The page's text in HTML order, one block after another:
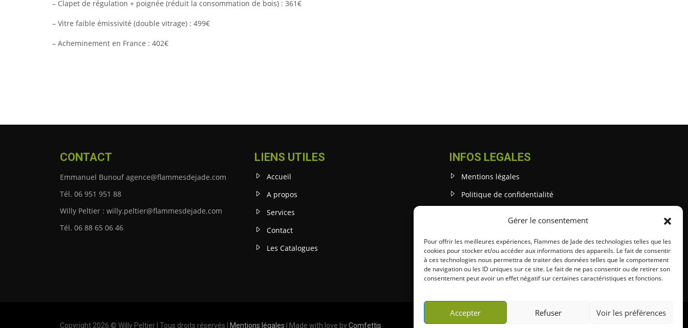
Gérer le consentement
Pour offrir les meilleures expériences, Flammes de Jade des technologies telles que les
cookies pour stocker et/ou accéder aux informations des appareils. Le fait de consentir
à ces technologies nous permettra de traiter des données telles que le comportement
de navigation ou les ID uniques sur ce site. Le fait de ne pas consentir ou de retirer son
consentement peut avoir un effet négatif sur certaines caractéristiques et fonctions.
Accepter Refuser Voir les préférences
– Clapet de régulation + poignée (réduit la consommation de bois) : 361€
– Vitre faible émissivité (double vitrage) : 499€
– Acheminement en France : 402€
CONTACT
Emmanuel Bunouf agence@flammesdejade.com
Tél. 06 951 951 88
Willy Peltier : willy.peltier@flammesdejade.com
Tél. 06 88 65 06 46
LIENS UTILES
Accueil
A propos
Services
Contact
Les Catalogues
INFOS LEGALES
Mentions légales
Politique de confidentialité
Copyright 2026 © Willy Peltier | Tous droits réservés | Mentions légales | Made with love byComfettis